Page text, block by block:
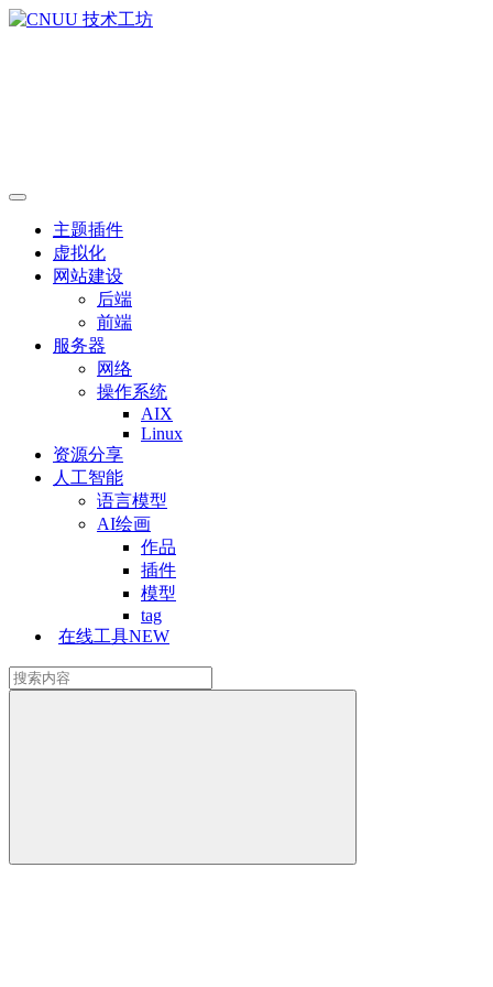
主题插件
虚拟化
网站建设
后端
前端
服务器
网络
操作系统
AIX
Linux
资源分享
人工智能
语言模型
AI绘画
作品
插件
模型
tag
在线工具NEW